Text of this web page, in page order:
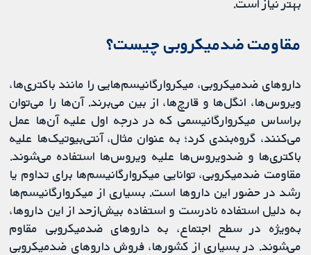
بهتر نیاز است.
مقاومت ضدمیکروبی چیست؟
داروهای ضدمیکروبی، میکروارگانیسم‌هایی را مانند باکتری‌ها،
ویروس‌ها، انگل‌ها و قارچ‌ها، از بین می‌برند. آن‌ها را می‌توان
براساس میکروارگانیسمی که در درجه اول علیه آن‌ها عمل
می‌کنند، گروه‌بندی کرد؛ به عنوان مثال، آنتی‌بیوتیک‌ها علیه
باکتری‌ها و ضدویروس‌ها علیه ویروس‌ها استفاده می‌شوند.
مقاومت ضدمیکروبی، توانایی میکروارگانیسم‌ها برای تداوم یا
رشد در حضور این داروها است. بسیاری از میکروارگانیسم‌ها
به دلیل استفاده نادرست و استفاده بیش‌ازحد از این داروها،
به‌ویژه در سطح اجتماع، به داروهای ضدمیکروبی مقاوم
می‌شوند. در بسیاری از کشورها، فروش داروهای ضدمیکروبی